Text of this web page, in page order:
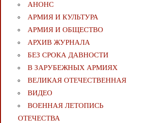
АНОНС
АРМИЯ И КУЛЬТУРА
АРМИЯ И ОБЩЕСТВО
АРХИВ ЖУРНАЛА
БЕЗ СРОКА ДАВНОСТИ
В ЗАРУБЕЖНЫХ АРМИЯХ
ВЕЛИКАЯ ОТЕЧЕСТВЕННАЯ
ВИДЕО
ВОЕННАЯ ЛЕТОПИСЬ
ОТЕЧЕСТВА